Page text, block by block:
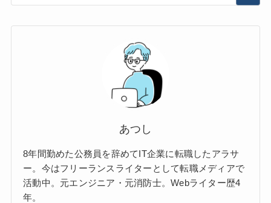
あつし
8年間勤めた公務員を辞めてIT企業に転職したアラサ
ー。今はフリーランスライターとして転職メディアで
活動中。元エンジニア・元消防士。Webライター歴4
年。